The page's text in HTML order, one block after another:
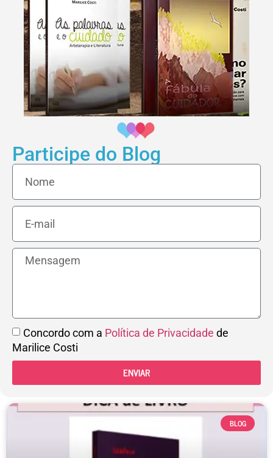
Participe do Blog
Concordo com a Política de Privacidade de
Marilice Costi
ENVIAR
BLOG